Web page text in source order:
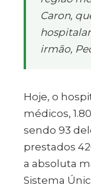
Caron,
irmão,
Hoje, o
médicos,
sendo 93
prestados
a absoluta
Sistema